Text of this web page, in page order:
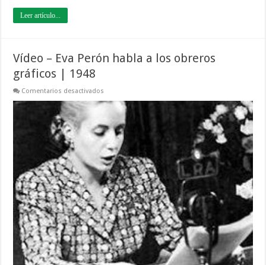
Leer artículo...
Vídeo – Eva Perón habla a los obreros
gráficos | 1948
Comentarios desactivados
Perón
habla
a
los
obreros
gráficos
|
1948